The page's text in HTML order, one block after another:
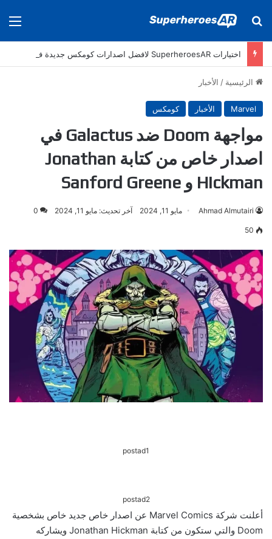
بحث عن
الرئيسية / الأخبار
Marvel الأخبار كومكس
مواجهة Doom ضد Galactus في
اصدار خاص من كتابة Jonathan
Hickman و Sanford Greene
Ahmad Almutairi مايو 11, 2024 آخر تحديث: مايو 11, 2024 0
50
postad1
postad2
أعلنت شركة Marvel Comics عن اصدار خاص جديد خاص بشخصية
Doom والتي ستكون من كتابة Jonathan Hickman ويشاركه